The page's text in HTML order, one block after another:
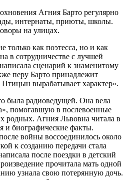
Агния Барто регулярно
интернаты, приюты, школы.
на улицах.
только как поэтесса, но и как
в сотрудничестве с лучшей
сценарий к знаменитому
перу Барто принадлежит
вырабатывает характер».
была радиоведущей. Она вела
помогавшую в послевоенные
родных. Агния Львовна читала в
и биографические факты.
войны воссоединилось около
к созданию передачи стала
после поездки в детский
прочитала мать одной
узнала свою потерянную дочь.